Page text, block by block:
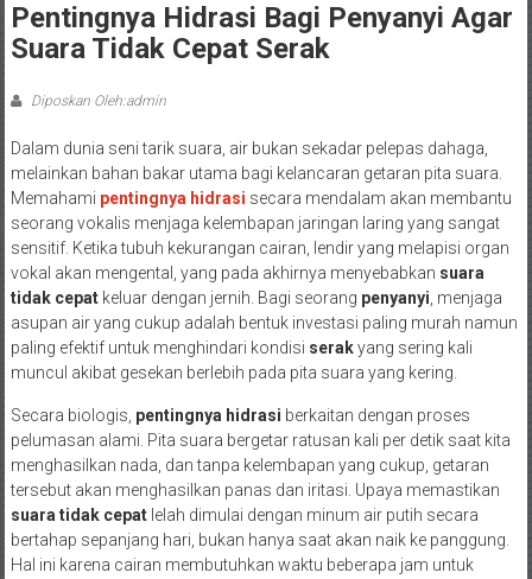
Pentingnya Hidrasi Bagi Penyanyi Agar
Suara Tidak Cepat Serak
Diposkan Oleh:admin
Dalam dunia seni tarik suara, air bukan sekadar pelepas dahaga,
melainkan bahan bakar utama bagi kelancaran getaran pita suara.
Memahami pentingnya hidrasi secara mendalam akan membantu
seorang vokalis menjaga kelembapan jaringan laring yang sangat
sensitif. Ketika tubuh kekurangan cairan, lendir yang melapisi organ
vokal akan mengental, yang pada akhirnya menyebabkan suara
tidak cepatkeluar dengan jernih. Bagi seorang penyanyi , menjaga
asupan air yang cukup adalah bentuk investasi paling murah namun
paling efektif untuk menghindari kondisi serakyang sering kali
muncul akibat gesekan berlebih pada pita suara yang kering.
Secara biologis, pentingnya hidrasi berkaitan dengan proses
pelumasan alami. Pita suara bergetar ratusan kali per detik saat kita
menghasilkan nada, dan tanpa kelembapan yang cukup, getaran
tersebut akan menghasilkan panas dan iritasi. Upaya memastikan
suara tidak cepatlelah dimulai dengan minum air putih secara
bertahap sepanjang hari, bukan hanya saat akan naik ke panggung.
Hal ini karena cairan membutuhkan waktu beberapa jam untuk